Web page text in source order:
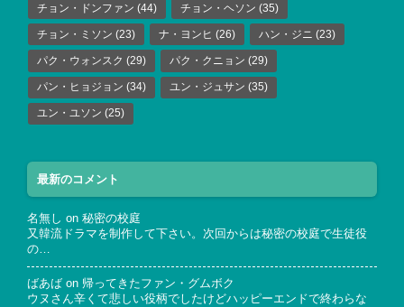
チョン・ドンファン (44) チョン・ヘソン (35)
チョン・ミソン (23) ナ・ヨンヒ (26) ハン・ジニ (23)
パク・ウォンスク (29) パク・クニョン (29)
パン・ヒョジョン (34) ユン・ジュサン (35)
ユン・ユソン (25)
最新のコメント
名無し on 秘密の校庭
又韓流ドラマを制作して下さい。次回からは秘密の校庭で生徒役
の…
ばあば on 帰ってきたファン・グムボク
ウヌさん辛くて悲しい役柄でしたけどハッピーエンドで終わらな